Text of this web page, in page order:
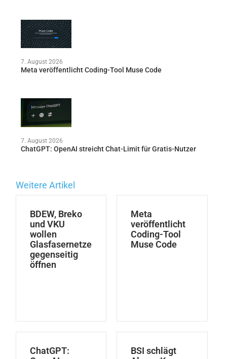
7. August 2026
Meta veröffentlicht Coding-Tool Muse Code
7. August 2026
ChatGPT: OpenAI streicht Chat-Limit für Gratis-Nutzer
Weitere Artikel
BDEW, Breko
und VKU
wollen
Glasfasernetze
gegenseitig
öffnen
Meta
veröffentlicht
Coding-Tool
Muse Code
ChatGPT:
BSI schlägt